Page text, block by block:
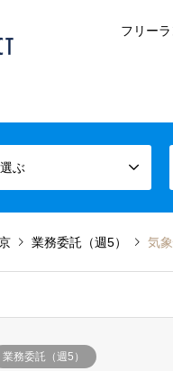
フリー
ぶ
業務委託（週5） 気
業務委託（週5）